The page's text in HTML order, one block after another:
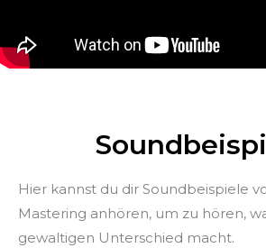
Hier kannst du dir Soundbeispiele
Mastering anhören, um zu hören,
gewaltigen Unterschied macht.